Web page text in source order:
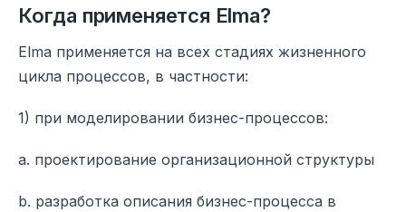
Когда применяется Elma?
Elma применяется на всех стадиях жизненного
цикла процессов, в частности:
1) при моделировании бизнес-процессов:
a. проектирование организационной структуры
b. разработка описания бизнес-процесса в